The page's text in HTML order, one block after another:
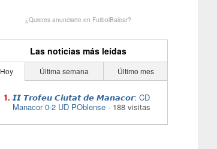
¿Quieres anunciarte en FutbolBalear?
Las noticias más leídas
Hoy Última semana Último mes
𝙄𝙄 𝙏𝙧𝙤𝙛𝙚𝙪 𝘾𝙞𝙪𝙩𝙖𝙩 𝙙𝙚 𝙈𝙖𝙣𝙖𝙘𝙤𝙧: CD
Manacor 0-2 UD POblense - 188 visitas